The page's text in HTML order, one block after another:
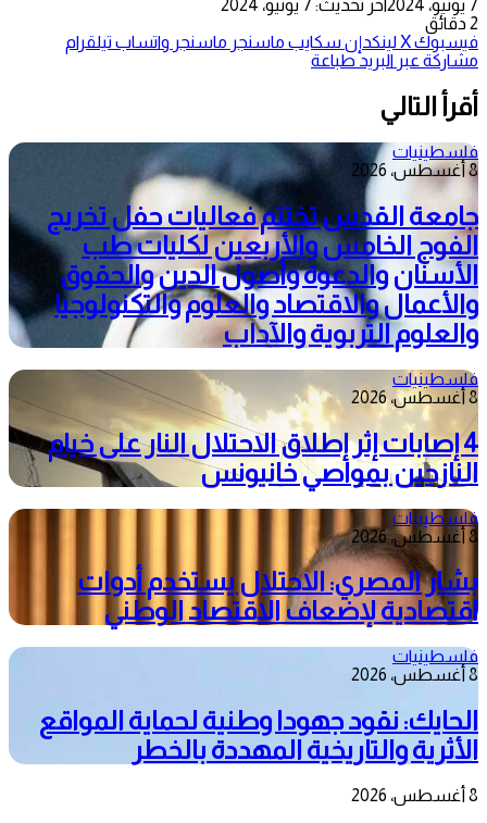
7 يونيو، 2024
آخر تحديث: 7 يونيو، 2024
2 دقائق
فيسبوك‫Xلينكدإن سكايب ماسنجر ماسنجر واتساب تيلقرام
مشاركة عبر البريد طباعة
أقرأ التالي
فلسطينيات
8 أغسطس، 2026
جامعة القدس تختتم فعاليات حفل تخريج
الفوج الخامس والأربعين لكليات طب
الأسنان والدعوة وأصول الدين والحقوق
والأعمال والاقتصاد والعلوم والتكنولوجيا
والعلوم التربوية والآداب
فلسطينيات
8 أغسطس، 2026
4 إصابات إثر إطلاق الاحتلال النار على خيام
النازحين بمواصي خانيونس
فلسطينيات
8 أغسطس، 2026
بشار المصري: الاحتلال يستخدم أدوات
اقتصادية لإضعاف الاقتصاد الوطني
فلسطينيات
8 أغسطس، 2026
الحايك: نقود جهودا وطنية لحماية المواقع
الأثرية والتاريخية المهددة بالخطر
8 أغسطس، 2026